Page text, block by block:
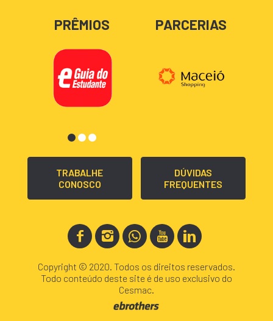
PRÊMIOS PARCERIAS
TRABALHE
CONOSCO
DÚVIDAS
FREQUENTES
Copyright © 2020. Todos os direitos reservados.
Todo conteúdo deste site é de uso exclusivo do
Cesmac.